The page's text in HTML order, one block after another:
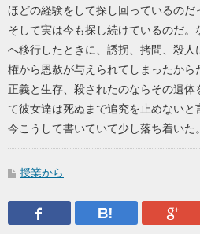
ほどの経験をして探し回っているのだ
そして実は今も探し続けているのだ
へ移行したときに、誘拐、拷問、殺
権から恩赦が与えられてしまったから
正義と生存、殺されたのならその遺体
て彼女達は死ぬまで追究を止めないと
今こうして書いていて少し落ち着いた
授業から
Facebook はて